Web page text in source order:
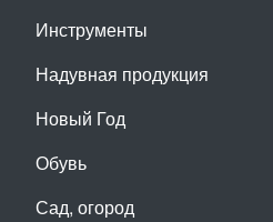
Инструменты
Надувная продукция
Новый Год
Обувь
Сад, огород